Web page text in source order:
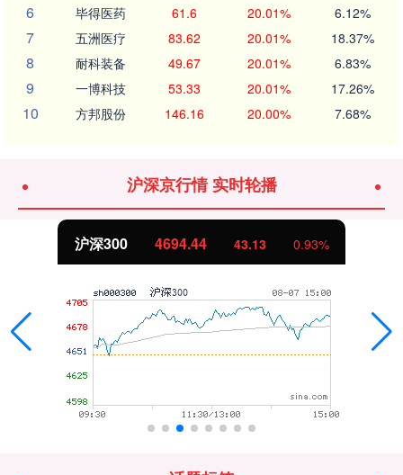
6 毕得医药 61.6 20.01% 6.12%
7 五洲医疗 83.62 20.01% 18.37%
8 耐科装备 49.67 20.01% 6.83%
9 一博科技 53.33 20.01% 17.26%
10 方邦股份 146.16 20.00% 7.68%
沪深京行情 实时轮播
沪深300 4694.44 43.13 0.93%